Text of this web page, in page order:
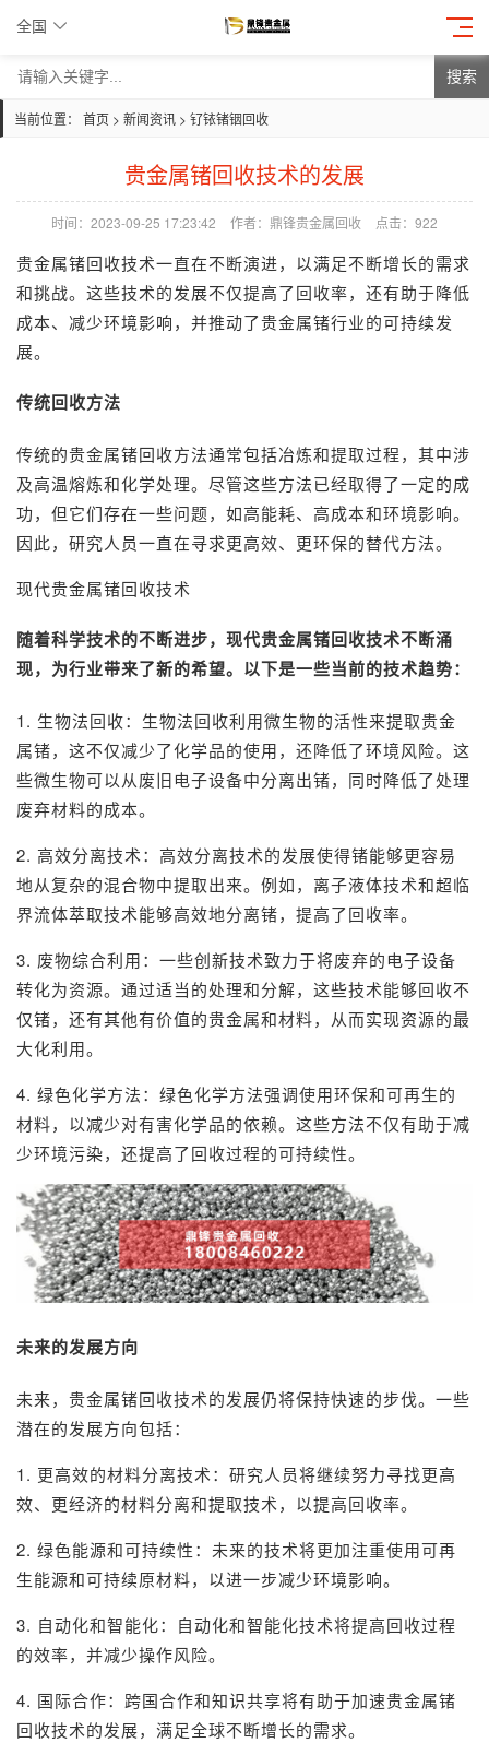
全国
搜索
当前位置： 首页 > 新闻资讯 > 钌铱锗铟回收
贵金属锗回收技术的发展
时间：2023-09-25 17:23:42 作者：鼎锋贵金属回收 点击： 922
贵金属锗回收技术一直在不断演进，以满足不断增长的需求
和挑战。这些技术的发展不仅提高了回收率，还有助于降低
成本、减少环境影响，并推动了贵金属锗行业的可持续发
展。
传统回收方法
传统的贵金属锗回收方法通常包括冶炼和提取过程，其中涉
及高温熔炼和化学处理。尽管这些方法已经取得了一定的成
功，但它们存在一些问题，如高能耗、高成本和环境影响。
因此，研究人员一直在寻求更高效、更环保的替代方法。
现代贵金属锗回收技术
随着科学技术的不断进步，现代贵金属锗回收技术不断涌
现，为行业带来了新的希望。以下是一些当前的技术趋势：
1. 生物法回收：生物法回收利用微生物的活性来提取贵金
属锗，这不仅减少了化学品的使用，还降低了环境风险。这
些微生物可以从废旧电子设备中分离出锗，同时降低了处理
废弃材料的成本。
2. 高效分离技术：高效分离技术的发展使得锗能够更容易
地从复杂的混合物中提取出来。例如，离子液体技术和超临
界流体萃取技术能够高效地分离锗，提高了回收率。
3. 废物综合利用：一些创新技术致力于将废弃的电子设备
转化为资源。通过适当的处理和分解，这些技术能够回收不
仅锗，还有其他有价值的贵金属和材料，从而实现资源的最
大化利用。
4. 绿色化学方法：绿色化学方法强调使用环保和可再生的
材料，以减少对有害化学品的依赖。这些方法不仅有助于减
少环境污染，还提高了回收过程的可持续性。
未来的发展方向
未来，贵金属锗回收技术的发展仍将保持快速的步伐。一些
潜在的发展方向包括：
1. 更高效的材料分离技术：研究人员将继续努力寻找更高
效、更经济的材料分离和提取技术，以提高回收率。
2. 绿色能源和可持续性：未来的技术将更加注重使用可再
生能源和可持续原材料，以进一步减少环境影响。
3. 自动化和智能化：自动化和智能化技术将提高回收过程
的效率，并减少操作风险。
4. 国际合作：跨国合作和知识共享将有助于加速贵金属锗
回收技术的发展，满足全球不断增长的需求。